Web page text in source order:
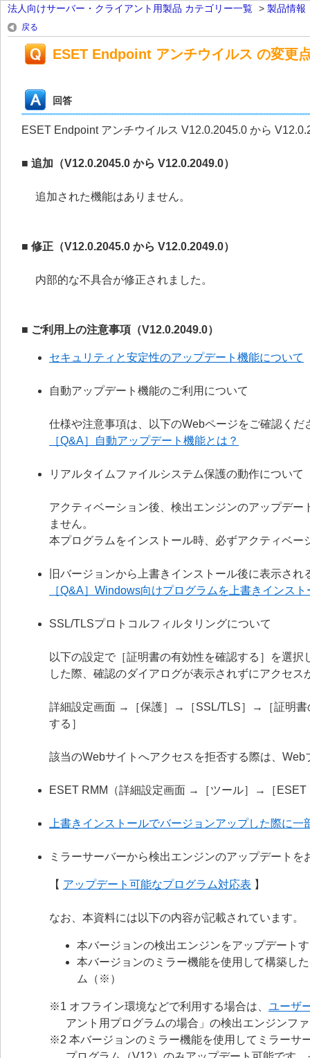
法人向けサーバー・クライアント用製品 カテゴリー一覧 > 製品情報
戻る
ESET Endpoint アンチウイルス の変更
回答
ESET Endpoint アンチウイルス V12.0.2045.0 から
■ 追加（V12.0.2045.0 から V12.0.2049.0）
追加された機能はありません。
■ 修正（V12.0.2045.0 から V12.0.2049.0）
内部的な不具合が修正されました。
■ ご利用上の注意事項（V12.0.2049.0）
セキュリティと安定性のアップデート機能について
自動アップデート機能のご利用について
仕様や注意事項は、以下のWebページをご確認くだ
［Q&A］自動アップデート機能とは？
リアルタイムファイルシステム保護の動作について
アクティベーション後、検出エンジンのアップデ
ません。
本プログラムをインストール時、必ずアクティベ
旧バージョンから上書きインストール後に表示され
［Q&A］Windows向けプログラムを上書きインス
SSL/TLSプロトコルフィルタリングについて
以下の設定で［証明書の有効性を確認する］を選
した際、確認のダイアログが表示されずにアクセ
詳細設定画面 →［保護］→［SSL/TLS］→［証明書
する］
該当のWebサイトへアクセスを拒否する際は、
ESET RMM（詳細設定画面 →［ツール］→［ESET
上書きインストールでバージョンアップした際に
ミラーサーバーから検出エンジンのアップデート
【 アップデート可能なプログラム対応表 】
なお、本資料には以下の内容が記載されています。
本バージョンの検出エンジンをアップデート
本バージョンのミラー機能を使用して構築し
ム（※）
※1 オフライン環境などで利用する場合は、 ユーザ
アント用プログラムの場合」の検出エンジンフ
※2 本バージョンのミラー機能を使用してミラーサ